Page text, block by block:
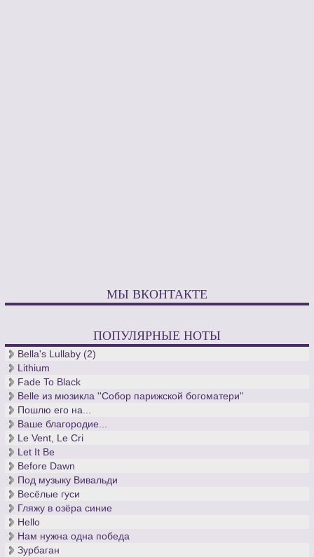
МЫ ВКОНТАКТЕ
ПОПУЛЯРНЫЕ НОТЫ
Bella's Lullaby (2)
Lithium
Fade To Black
Belle из мюзикла ''Собор парижской богоматери''
Пошлю его на...
Ваше благородие...
Le Vent, Le Cri
Let It Be
Before Dawn
Под музыку Вивальди
Весёлые гуси
Гляжу в озёра синие
Hello
Нам нужна одна победа
Зурбаган